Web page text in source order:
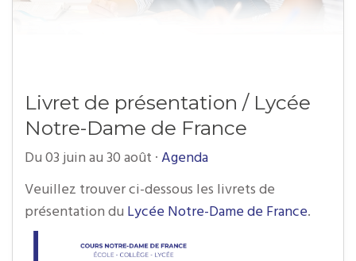
Livret de présentation / Lycée
Notre-Dame de France
Du 03 juin au 30 août · Agenda
Veuillez trouver ci-dessous les livrets de
présentation du Lycée Notre-Dame de France.